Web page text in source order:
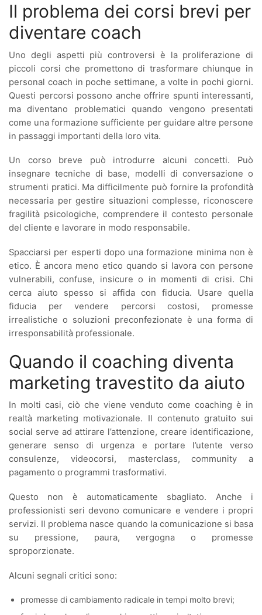
Il problema dei corsi brevi per
diventare coach
Uno degli aspetti più controversi è la proliferazione di
piccoli corsi che promettono di trasformare chiunque in
personal coach in poche settimane, a volte in pochi giorni.
Questi percorsi possono anche offrire spunti interessanti,
ma diventano problematici quando vengono presentati
come una formazione sufficiente per guidare altre persone
in passaggi importanti della loro vita.
Un corso breve può introdurre alcuni concetti. Può
insegnare tecniche di base, modelli di conversazione o
strumenti pratici. Ma difficilmente può fornire la profondità
necessaria per gestire situazioni complesse, riconoscere
fragilità psicologiche, comprendere il contesto personale
del cliente e lavorare in modo responsabile.
Spacciarsi per esperti dopo una formazione minima non è
etico. È ancora meno etico quando si lavora con persone
vulnerabili, confuse, insicure o in momenti di crisi. Chi
cerca aiuto spesso si affida con fiducia. Usare quella
fiducia per vendere percorsi costosi, promesse
irrealistiche o soluzioni preconfezionate è una forma di
irresponsabilità professionale.
Quando il coaching diventa
marketing travestito da aiuto
In molti casi, ciò che viene venduto come coaching è in
realtà marketing motivazionale. Il contenuto gratuito sui
social serve ad attirare l’attenzione, creare identificazione,
generare senso di urgenza e portare l’utente verso
consulenze, videocorsi, masterclass, community a
pagamento o programmi trasformativi.
Questo non è automaticamente sbagliato. Anche i
professionisti seri devono comunicare e vendere i propri
servizi. Il problema nasce quando la comunicazione si basa
su pressione, paura, vergogna o promesse
sproporzionate.
Alcuni segnali critici sono:
promesse di cambiamento radicale in tempi molto brevi;